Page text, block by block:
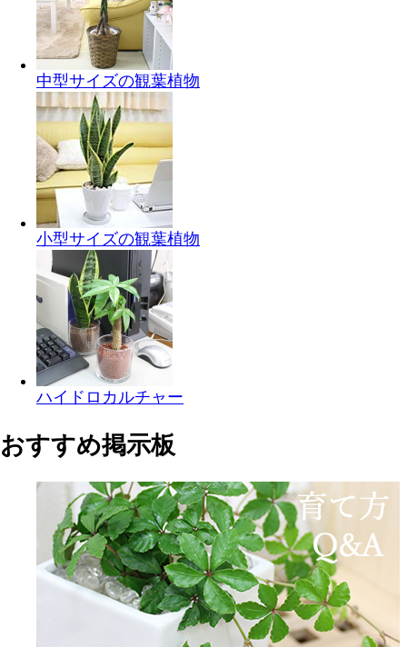
中型サイズの観葉植物
小型サイズの観葉植物
ハイドロカルチャー
おすすめ掲示板